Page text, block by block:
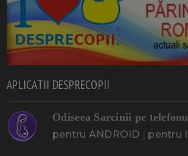
APLICATII DESPRECOPII
Odiseea Sarcinii pe
pentru ANDROID pentru